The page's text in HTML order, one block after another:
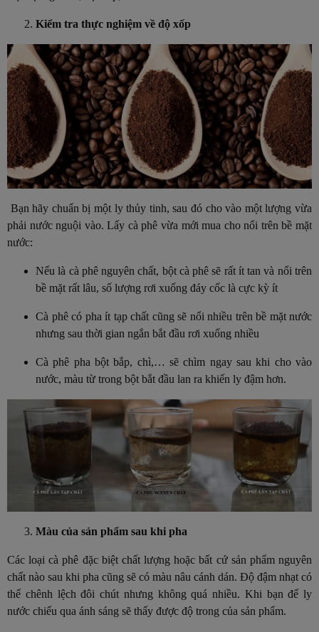
Kiểm tra thực nghiệm về độ xốp
Bạn hãy chuẩn bị một ly thủy tinh, sau đó cho vào một lượng vừa
phải nước nguội vào. Lấy cà phê vừa mới mua cho nổi trên bề mặt
nước:
Nếu là cà phê nguyên chất, bột cà phê sẽ rất ít tan và nổi trên
bề mặt rất lâu, số lượng rơi xuống đáy cốc là cực kỳ ít
Cà phê có pha ít tạp chất cũng sẽ nổi nhiều trên bề mặt nước
nhưng sau thời gian ngắn bắt đầu rơi xuống nhiều
Cà phê pha bột bắp, chì,… sẽ chìm ngay sau khi cho vào
nước, màu từ trong bột bắt đầu lan ra khiến ly đậm hơn.
Màu của sản phẩm sau khi pha
Các loại cà phê đặc biệt chất lượng hoặc bất cứ sản phẩm nguyên
chất nào sau khi pha cũng sẽ có màu nâu cánh dán. Độ đậm nhạt có
thể chênh lệch đôi chút nhưng không quá nhiều. Khi bạn để ly
nước chiếu qua ánh sáng sẽ thấy được độ trong của sản phẩm.